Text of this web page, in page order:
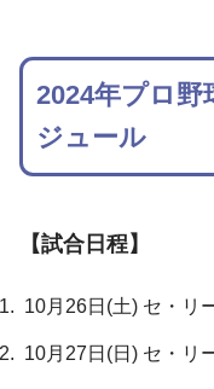
2024年プロ野
ジュール
【試合日程】
10月26日(土) セ・リ
10月27日(日) セ・リ